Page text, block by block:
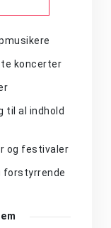
koncerter
til al indhold
og festivaler
forstyrrende